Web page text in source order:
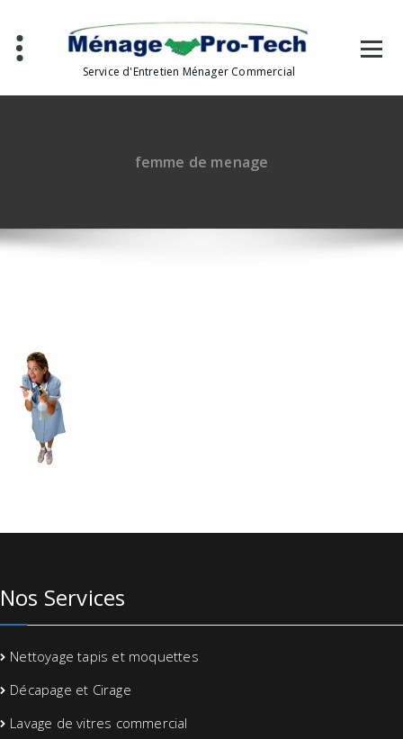
contenu
Service d'Entretien Ménager Commercial
femme de menage
Nos Services
Nettoyage tapis et moquettes
Décapage et Cirage
Lavage de vitres commercial